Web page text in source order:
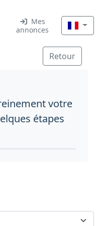
Mes
annonces
Retour
votre
étapes